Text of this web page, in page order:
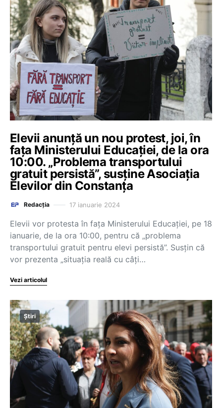
Elevii anunță un nou protest, joi, în
fața Ministerului Educației, de la ora
10:00. „Problema transportului
gratuit persistă”, susține Asociația
Elevilor din Constanța
Redacția 17 ianuarie 2024
Elevii vor protesta în fața Ministerului Educației, pe 18
ianuarie, de la ora 10:00, pentru că „problema
transportului gratuit pentru elevi persistă”. Susțin că
vor prezenta „situația reală cu câți…
Vezi articolul
Știri